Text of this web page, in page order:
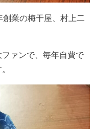
業の梅干屋、村上二
ァンで、毎年自費で